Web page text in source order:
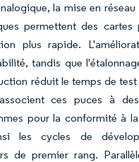
la mise en
permettent des cartes
plus rapide.
tandis que
réduit le temps de test
ces puces à
pour la conformité à
les cycles de
de premier rang.